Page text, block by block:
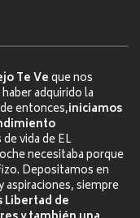
Te Veque nos
adquirido la
entonces,iniciamos
vida de EL
necesitaba porque
Depositamos en
aspiraciones, siempre
Libertad de